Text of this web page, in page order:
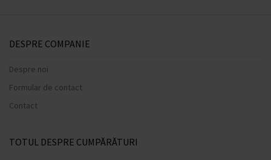
DESPRE COMPANIE
Despre noi
Formular de contact
Contact
TOTUL DESPRE CUMPĂRĂTURI